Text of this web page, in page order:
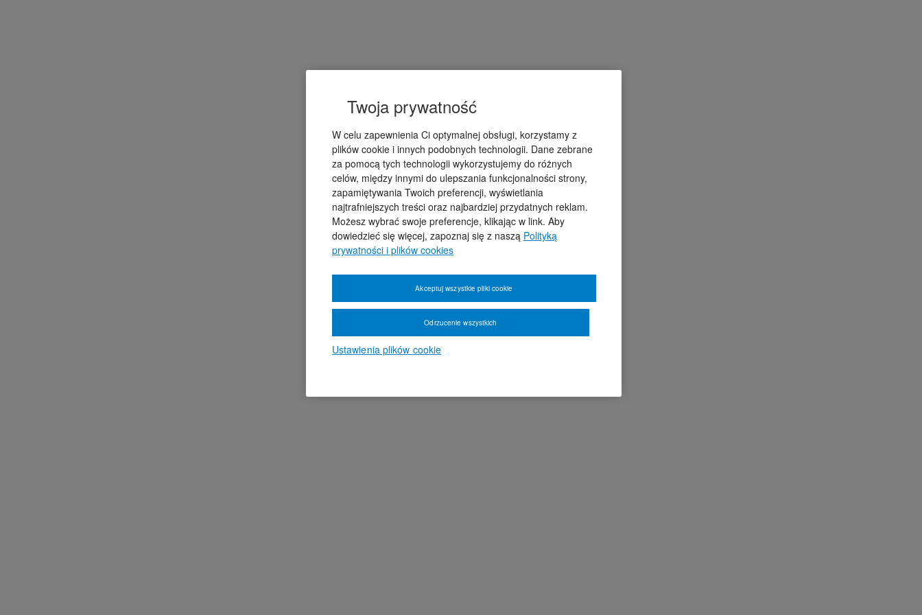
Twoja prywatność
W celu zapewnienia Ci optymalnej obsługi, korzystamy z
plików cookie i innych podobnych technologii. Dane zebrane
za pomocą tych technologii wykorzystujemy do różnych
celów, między innymi do ulepszania funkcjonalności strony,
zapamiętywania Twoich preferencji, wyświetlania
najtrafniejszych treści oraz najbardziej przydatnych reklam.
Możesz wybrać swoje preferencje, klikając w link. Aby
dowiedzieć się więcej, zapoznaj się z naszą Polityką
prywatności i plików cookies
Ustawienia plików cookie
Odrzucenie wszystkich
Akceptuj wszystkie pliki cookie